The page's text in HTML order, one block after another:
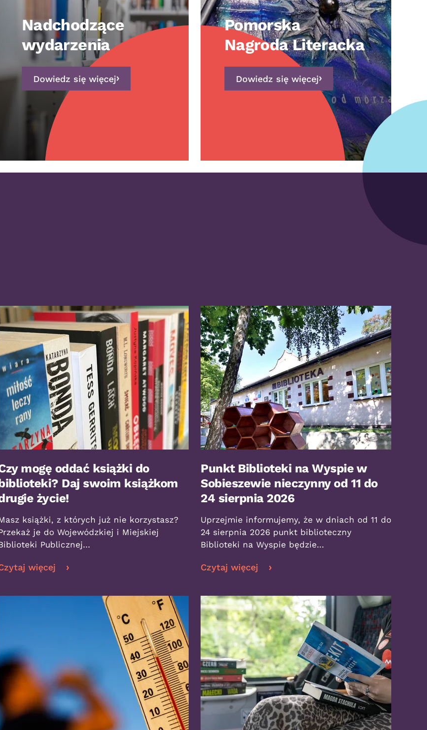
Nadchodzące
wydarzenia
Dowiedz się więcej
Pomorska
Nagroda Literacka
Dowiedz się więcej
mogę oddać książki do
Daj swoim książkom
życie!
książki, z których już nie korzystasz?
je do Wojewódzkiej i Miejskiej
Publicznej...
więcej
Punkt Biblioteki na Wyspie w
Sobieszewie nieczynny od 11 do
24 sierpnia 2026
Uprzejmie informujemy, że w dniach od 11 do
24 sierpnia 2026 punkt biblioteczny
Biblioteki na Wyspie będzie...
Czytaj więcej